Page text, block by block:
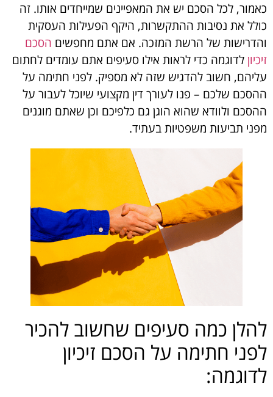
כאמור, לכל הסכם יש את המאפיינים שמייחדים אותו. זה
כולל את נסיבות ההתקשרות, היקף הפעילות העסקית
והדרישות של הרשת המזכה. אם אתם מחפשים הסכם
זיכיוןלדוגמה כדי לראות אילו סעיפים אתם עומדים לחתום
עליהם, חשוב להדגיש שזה לא מספיק. לפני חתימה על
ההסכם שלכם – פנו לעורך דין מקצועי שיוכל לעבור על
ההסכם ולוודא שהוא הוגן גם כלפיכם וכן שאתם מוגנים
מפני תביעות משפטיות בעתיד.
להלן כמה סעיפים שחשוב להכיר
לפני חתימה על הסכם זיכיון
לדוגמה: